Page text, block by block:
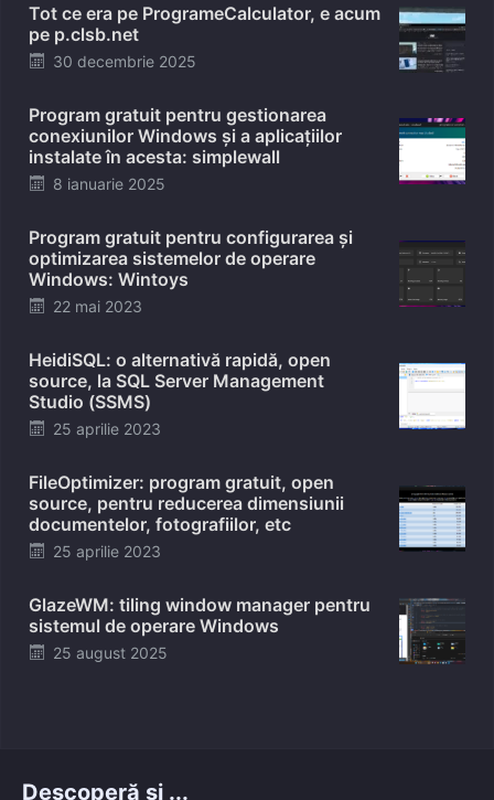
Tot ce era pe ProgrameCalculator, e acum
pe p.clsb.net
Posted
30 decembrie 2025
Program gratuit pentru gestionarea
conexiunilor Windows și a aplicațiilor
instalate în acesta: simplewall
Posted
8 ianuarie 2025
Program gratuit pentru configurarea și
optimizarea sistemelor de operare
Windows: Wintoys
Posted
22 mai 2023
HeidiSQL: o alternativă rapidă, open
source, la SQL Server Management
Studio (SSMS)
Posted
25 aprilie 2023
FileOptimizer: program gratuit, open
source, pentru reducerea dimensiunii
documentelor, fotografiilor, etc
Posted
25 aprilie 2023
GlazeWM: tiling window manager pentru
sistemul de operare Windows
Posted
25 august 2025
Descoperă și ...